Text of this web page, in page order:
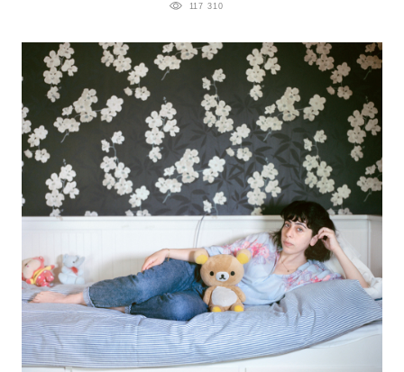
117 310